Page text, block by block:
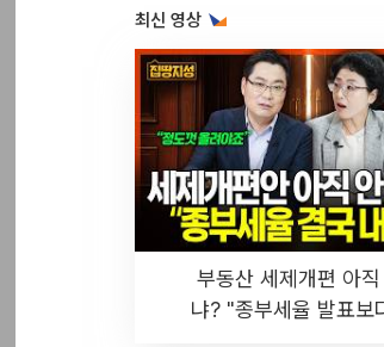
최신 영상
부동산 세제개편 아
냐? "종부세율 발표보